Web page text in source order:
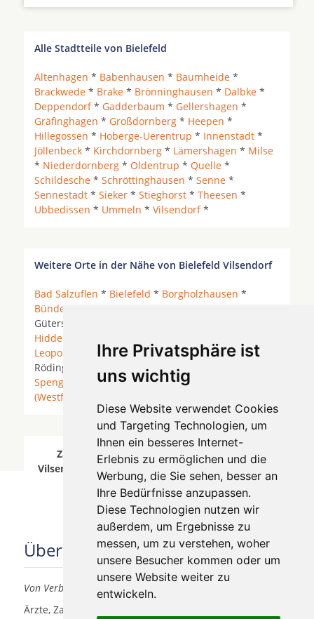
Ihre Privatsphäre ist
uns wichtig
Diese Website verwendet Cookies
und Targeting Technologien, um
Ihnen ein besseres Internet-
Erlebnis zu ermöglichen und die
Werbung, die Sie sehen, besser an
Ihre Bedürfnisse anzupassen.
Diese Technologien nutzen wir
außerdem, um Ergebnisse zu
messen, um zu verstehen, woher
unsere Besucher kommen oder um
unsere Website weiter zu
entwickeln.
Alle Stadtteile von Bielefeld
Altenhagen * Babenhausen * Baumheide *
Brackwede * Brake * Brönninghausen * Dalbke *
Deppendorf* Gadderbaum * Gellershagen *
Gräfinghagen * Großdornberg * Heepen *
Hillegossen * Hoberge-Uerentrup * Innenstadt *
Jöllenbeck * Kirchdornberg * Lämershagen * Milse
* Niederdornberg * Oldentrup * Quelle *
Schildesche * Schröttinghausen * Senne *
Sennestadt * Sieker * Stieghorst * Theesen *
Ubbedissen * Ummeln * Vilsendorf*
Weitere Orte in der Nähe von Bielefeld Vilsendorf
Bad Salzuflen * Bielefeld * Borgholzhausen *
Bünde
Gütersloh *
Hiddenhausen
Leopoldshöhe
* Löhne * Melle* Oerlinghausen *
Rödinghausen * Schloß Holte-Stukenbrock *
Spenge
Steinhagen (Westfalen)* Vlotho *
(Westfalen)
Zahnärzte für Zahnimplantete in Bielefeld
Vilsendorf wurde am 07 August 2026 aktualisiert.
Über uns
Von Verbrauchern für Verbraucher
Ärzte, Zahnärzte, Akustiker und andere